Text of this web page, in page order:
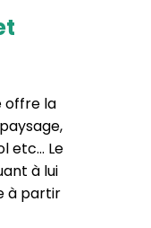
offre la
etc… Le
à lui
à partir